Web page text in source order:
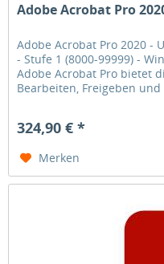
Adobe Acrobat Pro
Adobe Acrobat Pro 2020 -
- Stufe 1 (8000-99999) -
Adobe Acrobat Pro bietet
Bearbeiten, Freigeben
324,90 € *
Merken